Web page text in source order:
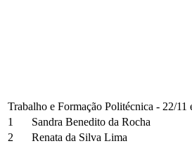
Trabalho e Formação Politécnica - 22/
1
Sandra Benedito da Rocha
2
Renata da Silva Lima